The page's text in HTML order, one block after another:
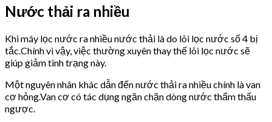
Nước thải ra nhiều
Khi máy lọc nước ra nhiều nước thải là do lõi lọc nước số 4 bị
tắc.Chính vì vậy, việc thường xuyên thay thế lõi lọc nước sẽ
giúp giảm tình trạng này.
Một nguyên nhân khác dẫn đến nước thải ra nhiều chính là van
cơ hỏng.Van cơ có tác dụng ngăn chặn dòng nước thẩm thấu
ngược.